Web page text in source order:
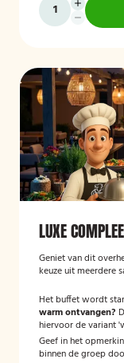
LUXE
Geniet van dit
keuze uit meerdere
Het buffet wordt
warm ontvangen?
hiervoor de variant
Geef in het
binnen de groep